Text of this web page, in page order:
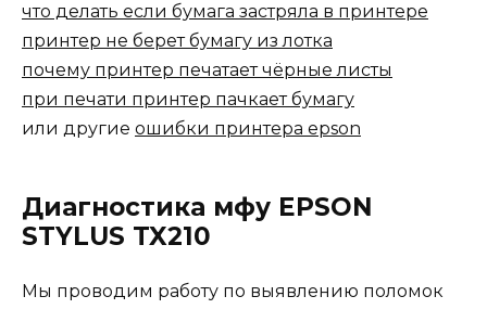
что делать если бумага застряла в принтере
принтер не берет бумагу из лотка
почему принтер печатает чёрные листы
при печати принтер пачкает бумагу
или другие ошибки принтера epson
Диагностика мфу EPSON
STYLUS TX210
Мы проводим работу по выявлению поломок